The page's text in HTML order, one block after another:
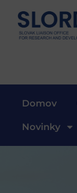
Domov
Novinky